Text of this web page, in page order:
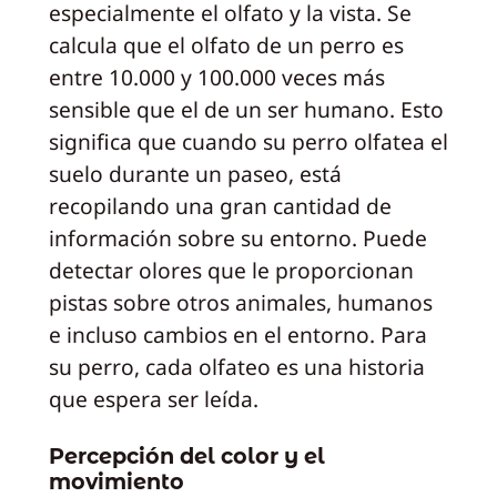
especialmente el olfato y la vista. Se
calcula que el olfato de un perro es
entre 10.000 y 100.000 veces más
sensible que el de un ser humano. Esto
significa que cuando su perro olfatea el
suelo durante un paseo, está
recopilando una gran cantidad de
información sobre su entorno. Puede
detectar olores que le proporcionan
pistas sobre otros animales, humanos
e incluso cambios en el entorno. Para
su perro, cada olfateo es una historia
que espera ser leída.
Percepción del color y el
movimiento